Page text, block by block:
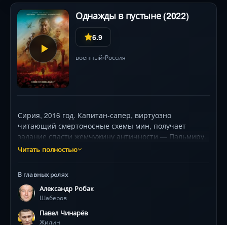
Однажды в пустыне (2022)
6.9
военный•Россия
Сирия, 2016 год. Капитан-сапер, виртуозно
читающий смертоносные схемы мин, получает
задание спасти жемчужину античности — Пальмиру.
Его интуиция и холодная расчетливость не раз
глубже песка, и призраками собственного прошлого.
Рядом — боевые братья (Александр Робак и Павел
Чинарёв), чьи принципы ведения войны отличаются
кардинально. В эпицентре взрывов и предательств
герою предстоит понять, что опаснее: самодельные
Читать полностью
В главных ролях
Александр Робак
Шаберов
Павел Чинарёв
Жилин